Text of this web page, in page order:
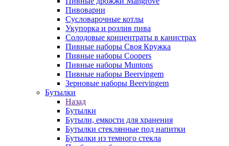
Пивоварни
Сусловарочные котлы
Укупорка и розлив пива
Солодовые концентраты в канистрах
Пивные наборы Своя Кружка
Пивные наборы Coopers
Пивные наборы Muntons
Пивные наборы Beervingem
Зерновые наборы Beervingem
Бутылки
Назад
Бутылки
Бутыли, емкости для хранения
Бутылки стеклянные под напитки
Бутылки из темного стекла